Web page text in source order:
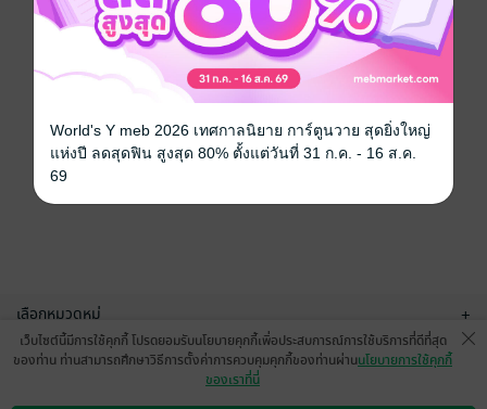
เลือกหมวดหมู่ +
บริการช่วยเหลือ
เว็บไซต์นี้มีการใช้คุกกี้ โปรดยอมรับนโยบายคุกกี้เพื่อประสบการณ์การใช้บริการที่ดีที่สุด
ของท่าน ท่านสามารถศึกษาวิธีการตั้งค่าการควบคุมคุกกี้ของท่านผ่านนโยบายการใช้คุกกี้
ของเราที่นี่
World's Y meb 2026 เทศกาลนิยาย การ์ตูนวาย สุดยิ่งใหญ่
แห่งปี ลดสุดฟิน สูงสุด 80% ตั้งแต่วันที่ 31 ก.ค. - 16 ส.ค.
69